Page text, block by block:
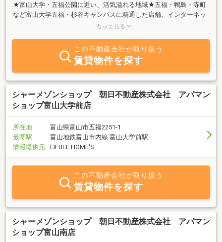
★富山大学・五福公園に近い、活気溢れる地域★五福・鵯島・寺町
など富山大学五福・杉谷キャンパスに精通した店舗。インターネッ
ト無料等の物件を多数揃えているので、特に学生様、単身者の方は
もっと見る
この不動産会社が取り扱う
賃貸物件を探す
シャーメゾンショップ 朝日不動産株式会社 アパマン
ショップ富山大学前店
所在地
富山県富山市五福2251-1
最寄駅
富山地鉄富山市内線 富山大学前駅
情報提供元
LIFULL HOME'S
この不動産会社が取り扱う
賃貸物件を探す
シャーメゾンショップ 朝日不動産株式会社 アパマン
ショップ富山南店